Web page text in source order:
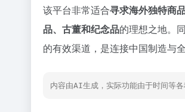
该平台非常适合寻求海外独特商
品、古董和纪念品的理想之地。
的有效渠道，是连接中国制造与
内容由AI生成，实际功能由于时间等